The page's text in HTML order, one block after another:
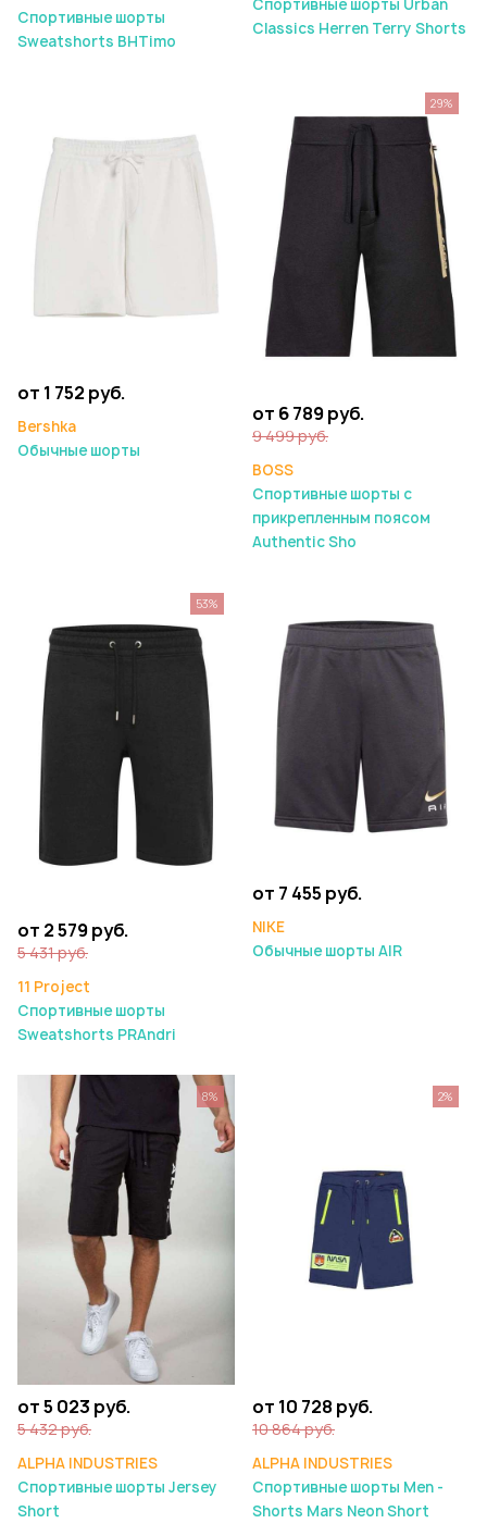
Спортивные шорты
Sweatshorts BHTimo
Спортивные шорты Urban
Classics Herren Terry Shorts
от 1 752 руб.
Bershka
Обычные шорты
от 6 789 руб.
9 499 руб.
BOSS
Спортивные шорты с
прикрепленным поясом
Authentic Sho
29%
от 2 579 руб.
5 431 руб.
11 Project
Спортивные шорты
Sweatshorts PRAndri
53%
от 7 455 руб.
NIKE
Обычные шорты AIR
от 5 023 руб.
5 432 руб.
ALPHA INDUSTRIES
Спортивные шорты Jersey
Short
8%
от 10 728 руб.
10 864 руб.
ALPHA INDUSTRIES
Спортивные шорты Men -
Shorts Mars Neon Short
2%